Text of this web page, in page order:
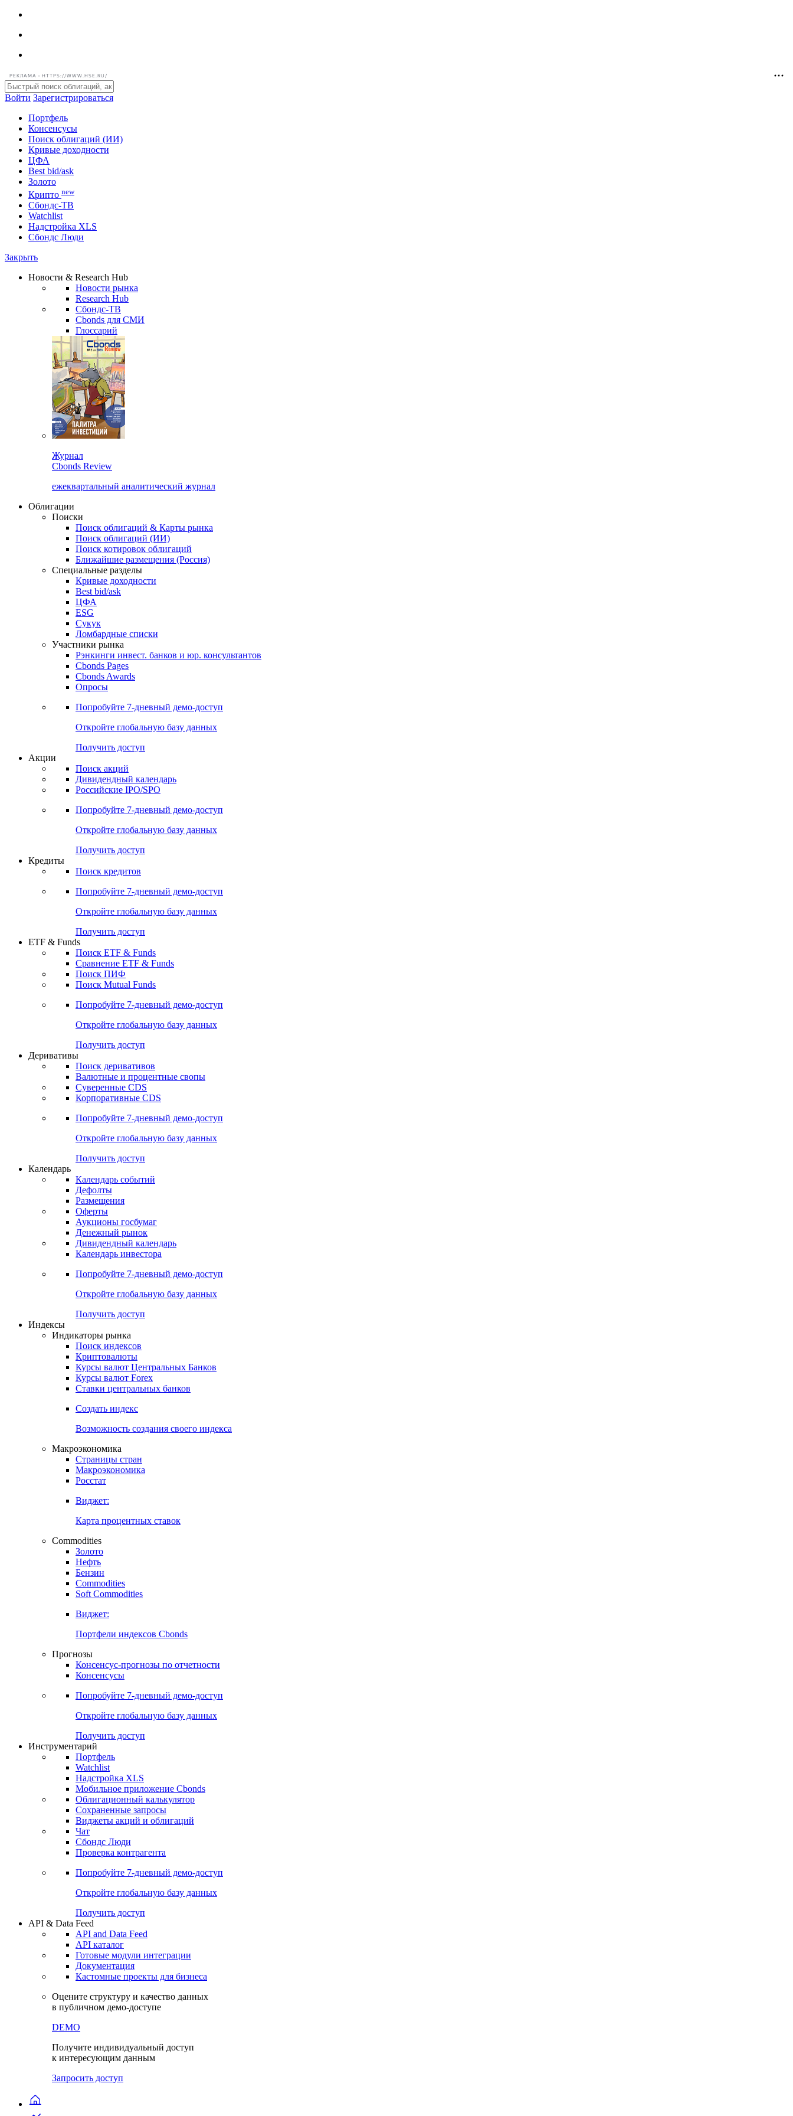
РЕКЛАМА • HTTPS://WWW.HSE.RU/
Войти Зарегистрироваться
Портфель
Консенсусы
Поиск облигаций (ИИ)
Кривые доходности
ЦФА
Best bid/ask
Золото
Криптоnew
Сбондс-ТВ
Надстройка XLS
Сбондс Люди
Новости & Research Hub
Новости рынка
Research Hub
Сбондс-ТВ
Cbonds для СМИ
Глоссарий
Журнал
Cbonds Review
ежеквартальный аналитический журнал
Облигации
Поиски
Поиск облигаций & Карты рынка
Поиск облигаций (ИИ)
Поиск котировок облигаций
Ближайшие размещения (Россия)
Специальные разделы
Кривые доходности
Best bid/ask
ЦФА
ESG
Сукук
Ломбардные списки
Участники рынка
Рэнкинги инвест. банков и юр. консультантов
Cbonds Pages
Cbonds Awards
Опросы
Попробуйте7-дневный
Откройте глобальную базу данных
Получить доступ
Акции
Поиск акций
Дивидендный календарь
Российские IPO/SPO
Попробуйте7-дневный
Откройте глобальную базу данных
Получить доступ
Кредиты
Поиск кредитов
Попробуйте7-дневный
Откройте глобальную базу данных
Получить доступ
ETF & Funds
Поиск ETF & Funds
Сравнение ETF & Funds
Поиск ПИФ
Поиск Mutual Funds
Попробуйте7-дневный
Откройте глобальную базу данных
Получить доступ
Деривативы
Поиск деривативов
Валютные и процентные свопы
Суверенные CDS
Корпоративные CDS
Попробуйте7-дневный
Откройте глобальную базу данных
Получить доступ
Календарь
Календарь событий
Дефолты
Размещения
Оферты
Аукционы госбумаг
Денежный рынок
Дивидендный календарь
Календарь инвестора
Попробуйте7-дневный
Получить доступ
Индикаторы рынка
Поиск индексов
Криптовалюты
Курсы валют Центральных Банков
Курсы валют Forex
Ставки центральных банков
Создать индекс
Возможность создания своего индекса
Макроэкономика
Страницы стран
Макроэкономика
Росстат
Виджет:
Карта процентных ставок
Commodities
Золото
Нефть
Бензин
Commodities
Soft Commodities
Виджет:
Портфели индексов Cbonds
Прогнозы
Консенсус-прогнозы по отчетности
Консенсусы
Попробуйте7-дневный
Откройте глобальную базу данных
Получить доступ
Инструментарий
Портфель
Watchlist
Надстройка XLS
Мобильное приложение Cbonds
Облигационный калькулятор
Сохраненные запросы
Виджеты акций и облигаций
Чат
Сбондс Люди
Проверка контрагента
Попробуйте7-дневный
Откройте глобальную базу данных
Получить доступ
API & Data Feed
API and Data Feed
API каталог
Документация
Кастомные проекты для бизнеса
Оцените структуру и качество данных
в публичном демо-доступе
DEMO
Получите индивидуальный доступ